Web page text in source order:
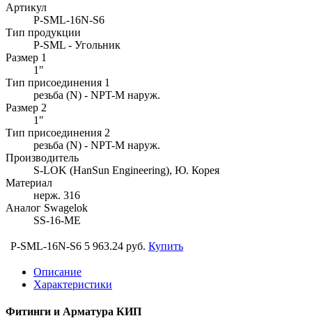
Артикул
P-SML-16N-S6
Тип продукции
P-SML - Угольник
Размер 1
1"
Тип присоединения 1
резьба (N) - NPT-M наруж.
Размер 2
1"
Тип присоединения 2
резьба (N) - NPT-M наруж.
Производитель
S-LOK (HanSun Engineering), Ю. Корея
Материал
нерж. 316
Аналог Swagelok
SS-16-ME
P-SML-16N-S6 5 963.24 руб. Купить
Описание
Характеристики
Фитинги и Арматура КИП